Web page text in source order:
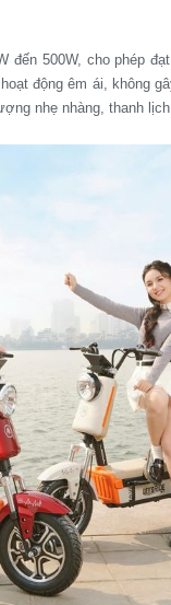
500W, cho phép
động êm ái, không
nhẹ nhàng, thanh lịch